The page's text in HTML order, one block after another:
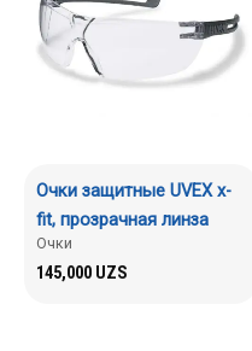
Очки защитные UVEX x-
fit, прозрачная линза
Очки
145,000 UZS